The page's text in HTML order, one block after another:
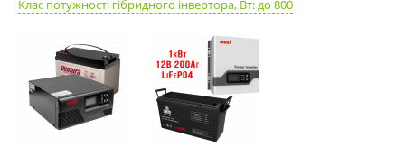
Клас потужності гібридного інвертора, Вт: до 800